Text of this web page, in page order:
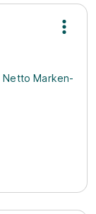
Netto Marken-